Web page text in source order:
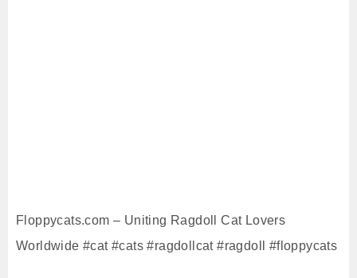
Floppycats.com – Uniting Ragdoll Cat Lovers
Worldwide #cat #cats #ragdollcat #ragdoll #floppycats